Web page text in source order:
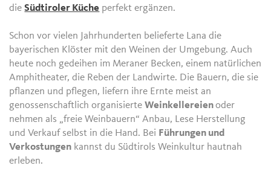
dieSüdtiroler Küche perfekt ergänzen.
Schon vor vielen Jahrhunderten belieferte Lana die
bayerischen Klöster mit den Weinen der Umgebung. Auch
heute noch gedeihen im Meraner Becken, einem natürlichen
Amphitheater, die Reben der Landwirte. Die Bauern, die sie
pflanzen und pflegen, liefern ihre Ernte meist an
genossenschaftlich organisierteWeinkellereienoder
nehmen als „freie Weinbauern“ Anbau, Lese Herstellung
und Verkauf selbst in die Hand. Bei Führungen und
Verkostungen kannst du Südtirols Weinkultur hautnah
erleben.